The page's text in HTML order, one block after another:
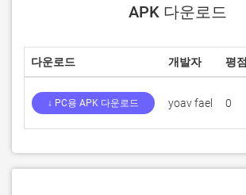
APK 다운로드
다운로드 개발자 평점
↓ PC용 APK 다운로드 yoav fael 0